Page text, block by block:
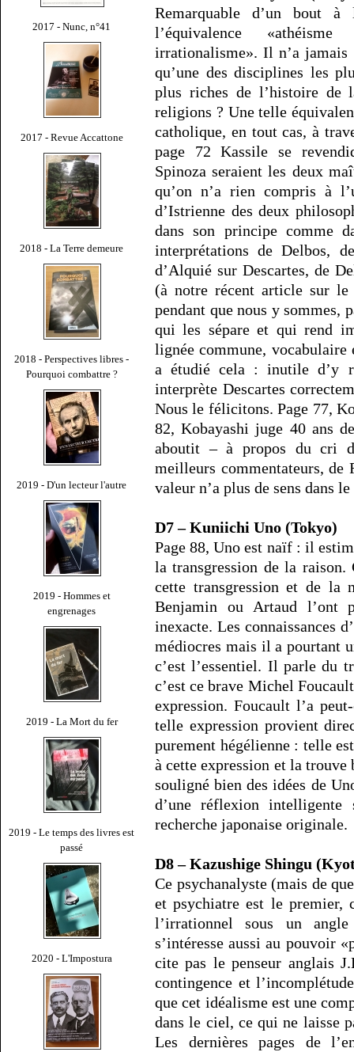
2017 - Nunc, n°41
2017 - Revue Accattone
2018 - La Terre demeure
2018 - Perspectives libres -
Pourquoi combattre ?
2019 - D'un lecteur l'autre
2019 - Hommes et
engrenages
2019 - La Mort du fer
2019 - Le temps des livres est
passé
2020 - L'Impostura
Remarquable d’un bout
l’équivalence
irrationalisme». Il n’a
qu’une des disciplines les
plus riches de l’histoire de
religions ? Une telle
catholique, en tout cas, à
page 72 Kassile se
Spinoza seraient les deux
qu’on n’a rien compris à
d’Istrienne des deux
dans son principe comme
interprétations de Delbos,
d’Alquié sur Descartes, de
(à notre récent article sur le
pendant que nous y sommes,
qui les sépare et qui rend
lignée commune,
a étudié cela : inutile d’y
interprète Descartes
Nous le félicitons. Page 77,
82, Kobayashi juge 40 ans
aboutit – à propos du cri
meilleurs commentateurs, de
valeur n’a plus de sens dans
D7 – Kuniichi Uno (Tokyo)
Page 88, Uno est naïf : il
la transgression de la raison.
cette transgression et de la
Benjamin ou Artaud l’ont
inexacte. Les connaissances
médiocres mais il a pourtant
c’est l’essentiel. Il parle du
c’est ce brave Michel
expression. Foucault l’a
telle expression provient
purement hégélienne : telle
à cette expression et la trouve
souligné bien des idées de
d’une réflexion intelligente
recherche japonaise originale.
D8 – Kazushige Shingu
Ce psychanalyste (mais de
et psychiatre est le premier,
l’irrationnel sous un
s’intéresse aussi au pouvoir
cite pas le penseur anglais
contingence et
que cet idéalisme est une
dans le ciel, ce qui ne laisse
Les dernières pages de